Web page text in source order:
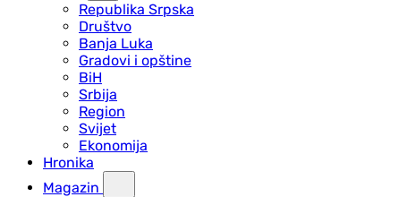
Republika Srpska
Društvo
Banja Luka
Gradovi i opštine
BiH
Srbija
Region
Svijet
Ekonomija
Hronika
Magazin